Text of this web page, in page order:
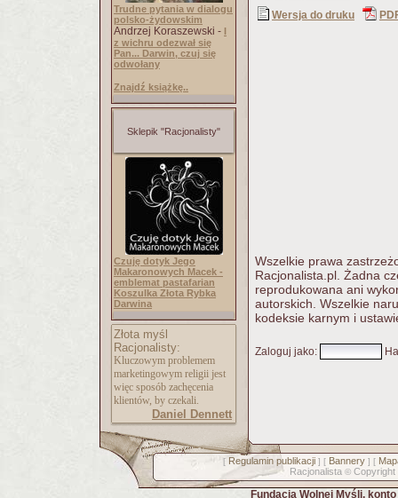
Trudne pytania w dialogu
polsko-żydowskim
Andrzej Koraszewski - I
z wichru odezwał się
Pan... Darwin, czuj się
odwołany
Znajdź książkę..
Sklepik "Racjonalisty"
Czuję dotyk Jego
Makaronowych Macek -
emblemat pastafarian
Koszulka Złota Rybka
Darwina
Złota myśl
Racjonalisty:
Kluczowym problemem
marketingowym religii jest
więc sposób zachęcenia
klientów, by czekali.
Daniel Dennett
Wersja do druku
Wszelkie prawa
Racjonalista.pl. Żadna
reprodukowana ani
autorskich. Wszelkie
kodeksie karnym i
Zaloguj jako:
[ Regulamin publikacji] [ Bannery] [
Racjonalista © Copyright
Fundacja Wolnej Myśli,